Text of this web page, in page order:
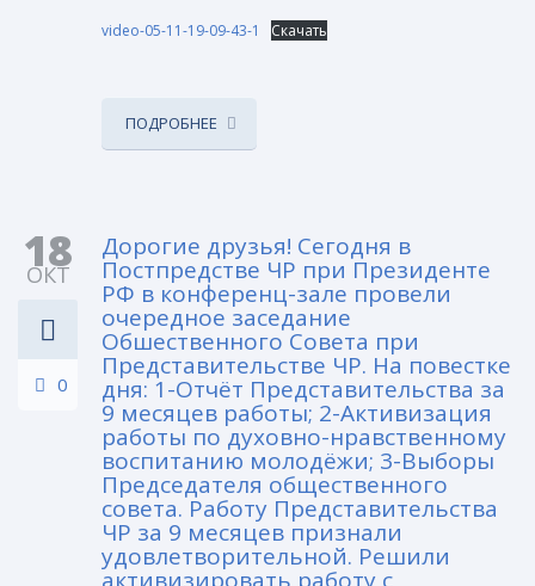
video-05-11-19-09-43-1 Скачать
ПОДРОБНЕЕ
18
ОКТ
0
Дорогие друзья! Сегодня в
Постпредстве ЧР при Президенте
РФ в конференц-зале провели
очередное заседание
Обшественного Совета при
Представительстве ЧР. На повестке
дня: 1-Отчёт Представительства за
9 месяцев работы; 2-Активизация
работы по духовно-нравственному
воспитанию молодёжи; 3-Выборы
Председателя общественного
совета. Работу Представительства
ЧР за 9 месяцев признали
удовлетворительной. Решили